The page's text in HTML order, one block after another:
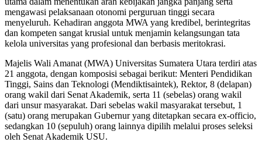
mengawasi pelaksanaan otonomi perguruan tinggi secara
menyeluruh. Kehadiran anggota MWA yang kredibel, berintegritas
dan kompeten sangat krusial untuk menjamin kelangsungan tata
kelola universitas yang profesional dan berbasis meritokrasi.
Majelis Wali Amanat (MWA) Universitas Sumatera Utara terdiri atas
21 anggota, dengan komposisi sebagai berikut: Menteri Pendidikan
Tinggi, Sains dan Teknologi (Mendiktisaintek), Rektor, 8 (delapan)
orang wakil dari Senat Akademik, serta 11 (sebelas) orang wakil
dari unsur masyarakat. Dari sebelas wakil masyarakat tersebut, 1
(satu) orang merupakan Gubernur yang ditetapkan secara ex-officio,
sedangkan 10 (sepuluh) orang lainnya dipilih melalui proses seleksi
oleh Senat Akademik USU.